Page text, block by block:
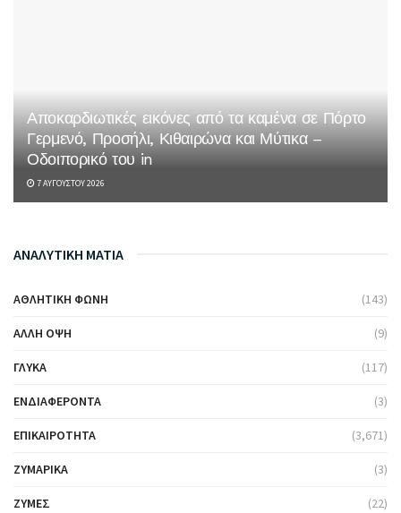
Αποκαρδιωτικές εικόνες από τα καμένα σε Πόρτο
Γερμενό, Προσήλι, Κιθαιρώνα και Μύτικα –
Οδοιπορικό του in
7 ΑΥΓΟΎΣΤΟΥ 2026
ΑΝΑΛΥΤΙΚΗ ΜΑΤΙΑ
ΑΘΛΗΤΙΚΉ ΦΩΝΉ (143)
ΆΛΛΗ ΌΨΗ (9)
ΓΛΥΚΆ (117)
ΕΝΔΙΑΦΈΡΟΝΤΑ (3)
ΕΠΙΚΑΙΡΌΤΗΤΑ (3,671)
ΖΥΜΑΡΙΚΆ (3)
ΖΎΜΕΣ (22)